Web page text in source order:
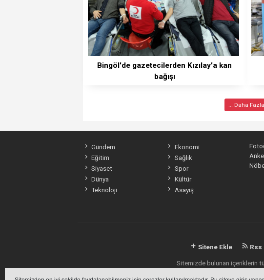
Bingöl'de gazetecilerden Kızılay'a kan
bağışı
... Daha Fazla
Gündem
Ekonomi
Eğitim
Sağlık
Siyaset
Spor
Dünya
Kültür
Teknoloji
Asayiş
Sitene Ekle Rss
Sitemizde bulunan içeriklerin